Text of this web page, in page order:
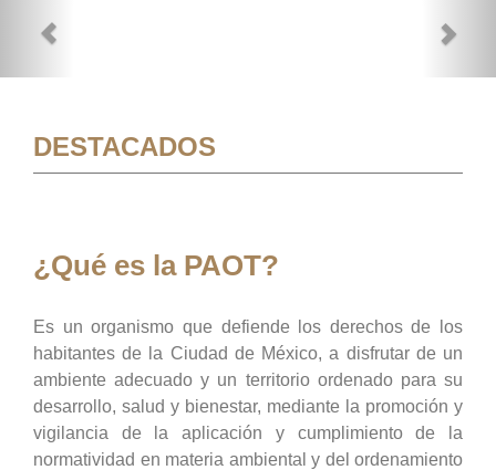
DESTACADOS
¿Qué es la PAOT?
Es un organismo que defiende los derechos de los
habitantes de la Ciudad de México, a disfrutar de un
ambiente adecuado y un territorio ordenado para su
desarrollo, salud y bienestar, mediante la promoción y
vigilancia de la aplicación y cumplimiento de la
normatividad en materia ambiental y del ordenamiento